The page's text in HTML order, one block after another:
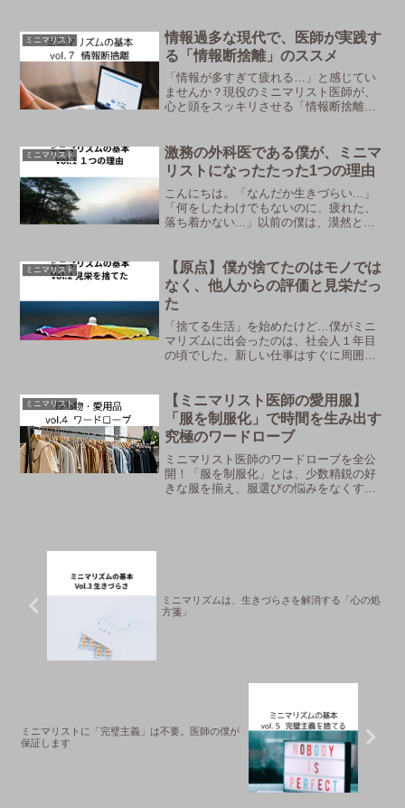
だけ」…。 もしかしたら、そうしたネガ
ティブな印象を持ってい...
ミニマリスト
情報過多な現代で、医師が実践す
る「情報断捨離」のススメ
「情報が多すぎて疲れる…」と感じてい
ませんか？現役のミニマリスト医師が、
心と頭をスッキリさせる「情報断捨離」
活を送りましょう。
ミニマリスト
激務の外科医である僕が、ミニマ
リストになったたった1つの理由
こんにちは。「なんだか生きづらい...」
「何をしたわけでもないのに、疲れた、
落ち着かない...」以前の僕は、漠然とそ
マリストになったのか、その理由をお話
ししたいと思いま...
ミニマリスト
【原点】僕が捨てたのはモノでは
なく、他人からの評価と見栄だっ
た
「捨てる生活」を始めたけど…僕がミニ
マリズムに出会ったのは、社会人１年目
の頃でした。新しい仕事はすぐに周囲と
になると無意味なネットショッピングを
していました。新しい服、...
ミニマリスト
【ミニマリスト医師の愛用服】
「服を制服化」で時間を生み出す
究極のワードローブ
ミニマリスト医師のワードローブを全公
開！「服を制服化」とは、少数精鋭の好
きな服を揃え、服選びの悩みをなくすこ
ミニマリズムは、生きづらさを解消する「心の処
方箋」
ミニマリストに「完璧主義」は不要。医師の僕が
保証します